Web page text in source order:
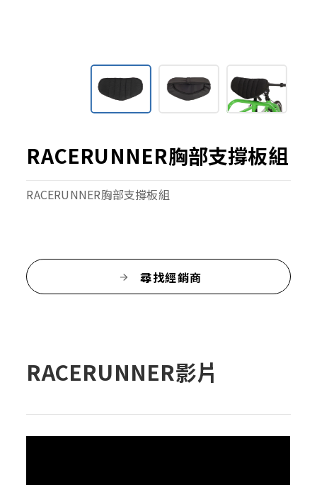
RACERUNNER胸部支撐板組
RACERUNNER胸部支撐板組
尋找經銷商
RACERUNNER影片